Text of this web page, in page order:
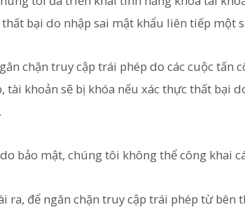
bại do nhập sai mật khẩu liên tiếp một
chặn truy cập trái phép do các cuộc tấn
tài khoản sẽ bị khóa nếu xác thực thất bại
bảo mật, chúng tôi không thể công khai
ra, để ngăn chặn truy cập trái phép từ bên